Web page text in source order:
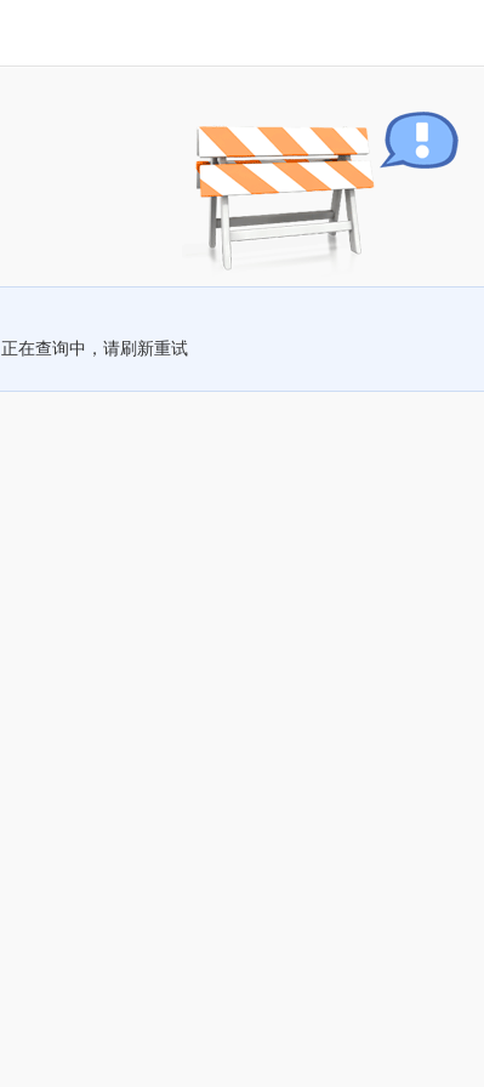
正在查询中，请刷新重试